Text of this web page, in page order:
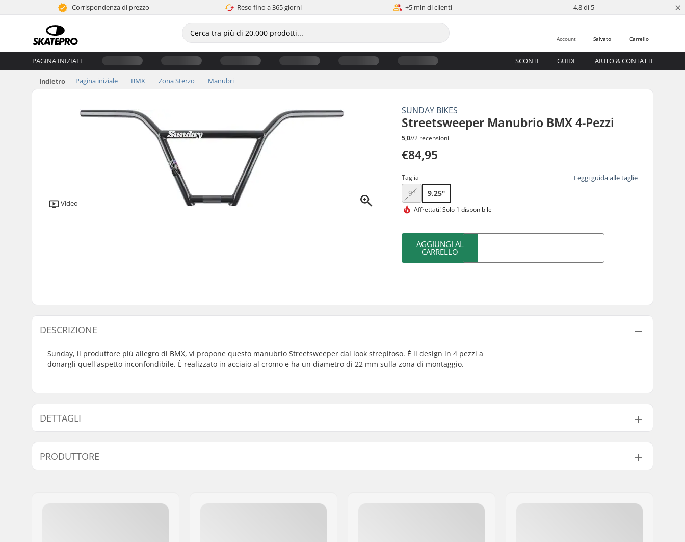
Corrispondenza di prezzo Reso fino a 365 giorni +5 mln di clienti 4.8 di 5 ×
Carrello
Salvato
Account
PAGINA INIZIALE SCONTI GUIDE AIUTO & CONTATTI
Indietro Pagina iniziale BMX Zona Sterzo Manubri
SUNDAY BIKES
Streetsweeper Manubrio BMX 4-Pezzi
5,0//2 recensioni
€84,95
Video
Taglia Leggi guida alle taglie
9" 9.25"
Affrettati!Solo 1 disponibile
AGGIUNGI AL
CARRELLO
DESCRIZIONE
Sunday, il produttore più allegro di BMX, vi propone questo manubrio Streetsweeper dal look strepitoso. È il design in 4 pezzi a
donargli quell'aspetto inconfondibile. È realizzato in acciaio al cromo e ha un diametro di 22 mm sulla zona di montaggio.
DETTAGLI
Tubi:
Butted, Heat-treated
Altezza manubrio:
Larghezza manubrio:
29" (73.7cm)
Materiale del manubrio:
Acciaio Chromoly 4130
Upsweep:
3°
PRODUTTORE